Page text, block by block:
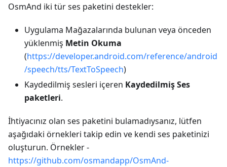
OsmAnd iki tür ses paketini destekler:
Uygulama Mağazalarında bulunan veya önceden
yüklenmiş Metin Okuma
(https://developer.android.com/reference/android
/speech/tts/TextToSpeech)
Kaydedilmiş sesleri içeren Kaydedilmiş Ses
paketleri.
İhtiyacınız olan ses paketini bulamadıysanız, lütfen
aşağıdaki örnekleri takip edin ve kendi ses paketinizi
oluşturun. Örnekler -
https://github.com/osmandapp/OsmAnd-